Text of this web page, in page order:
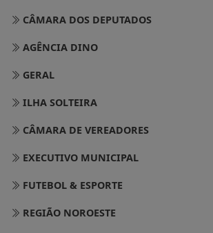
CÂMARA DOS DEPUTADOS
AGÊNCIA DINO
GERAL
ILHA SOLTEIRA
CÂMARA DE VEREADORES
EXECUTIVO MUNICIPAL
FUTEBOL & ESPORTE
REGIÃO NOROESTE